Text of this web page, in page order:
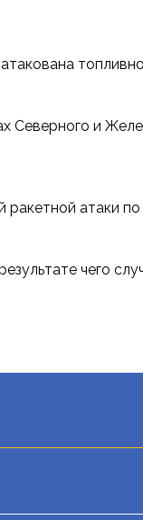
Северного и
ракетной атаки
чего